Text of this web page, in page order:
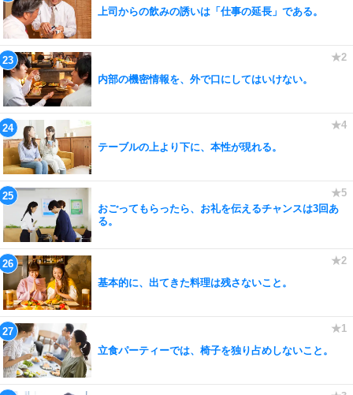
上司からの飲みの誘いは「仕事の延長」である。
内部の機密情報を、外で口にしてはいけない。
テーブルの上より下に、本性が現れる。
おごってもらったら、お礼を伝えるチャンスは3回あ
る。
基本的に、出てきた料理は残さないこと。
立食パーティーでは、椅子を独り占めしないこと。